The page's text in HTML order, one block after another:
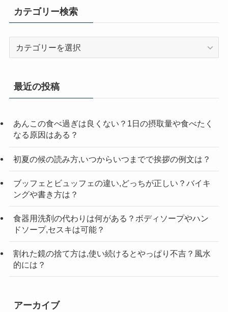
カテゴリー検索
リ
索
最近の投稿
あんこの食べ過ぎは良くない？1日の摂取量や食べたく
なる原因はある？
初夏の候の読み方,いつからいつまでで挨拶の例文は？
ブッフェとビュッフェの違い,どっちが正しい？バイキ
ングや書き方は？
食器用洗剤の代わりは何がある？ボディソープやハン
ドソープ,セスキは可能？
割れた鏡の捨て方は,使い続けるとやっぱり不吉？風水
的には？
アーカイブ